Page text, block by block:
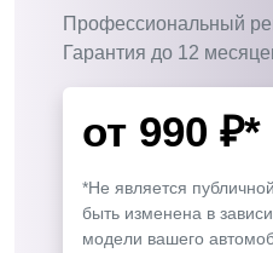
Профессиональный
Гарантия до 12
от 990 ₽*
*Не является
быть изменена в
модели вашего